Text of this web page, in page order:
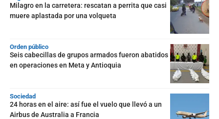
Milagro en la carretera: rescatan a perrita que casi
muere aplastada por una volqueta
Orden público
Seis cabecillas de grupos armados fueron abatidos
en operaciones en Meta y Antioquia
Sociedad
24 horas en el aire: así fue el vuelo que llevó a un
Airbus de Australia a Francia